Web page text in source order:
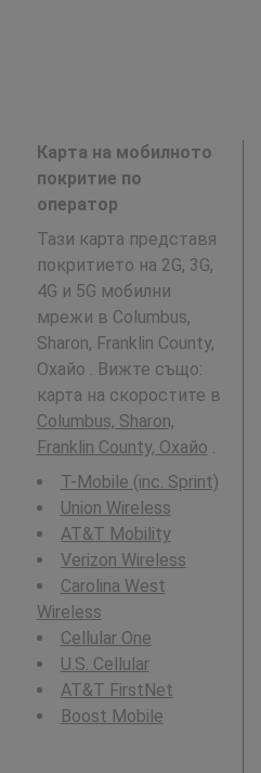
Карта на мобилното
покритие по
оператор
Тази карта представя
покритието на 2G, 3G,
4G и 5G мобилни
мрежи в Columbus,
Sharon, Franklin County,
Охайо . Вижте също:
карта на скоростите в
Columbus, Sharon,
Franklin County, Охайо .
T-Mobile (inc. Sprint)
Union Wireless
AT&T Mobility
Verizon Wireless
Carolina West
Wireless
Cellular One
U.S. Cellular
AT&T FirstNet
Boost Mobile